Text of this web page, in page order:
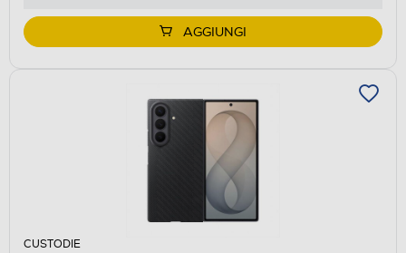
AGGIUNGI
CUSTODIE